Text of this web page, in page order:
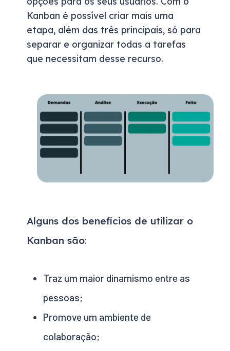
Kanban é possível criar mais uma
etapa, além das três principais, só para
separar e organizar todas a tarefas
que necessitam desse recurso.
Alguns dos benefícios de utilizar o
Kanban são:
Traz um maior dinamismo entre as
pessoas;
Promove um ambiente de
colaboração;